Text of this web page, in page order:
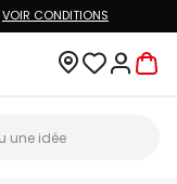
VOIR CONDITIONS